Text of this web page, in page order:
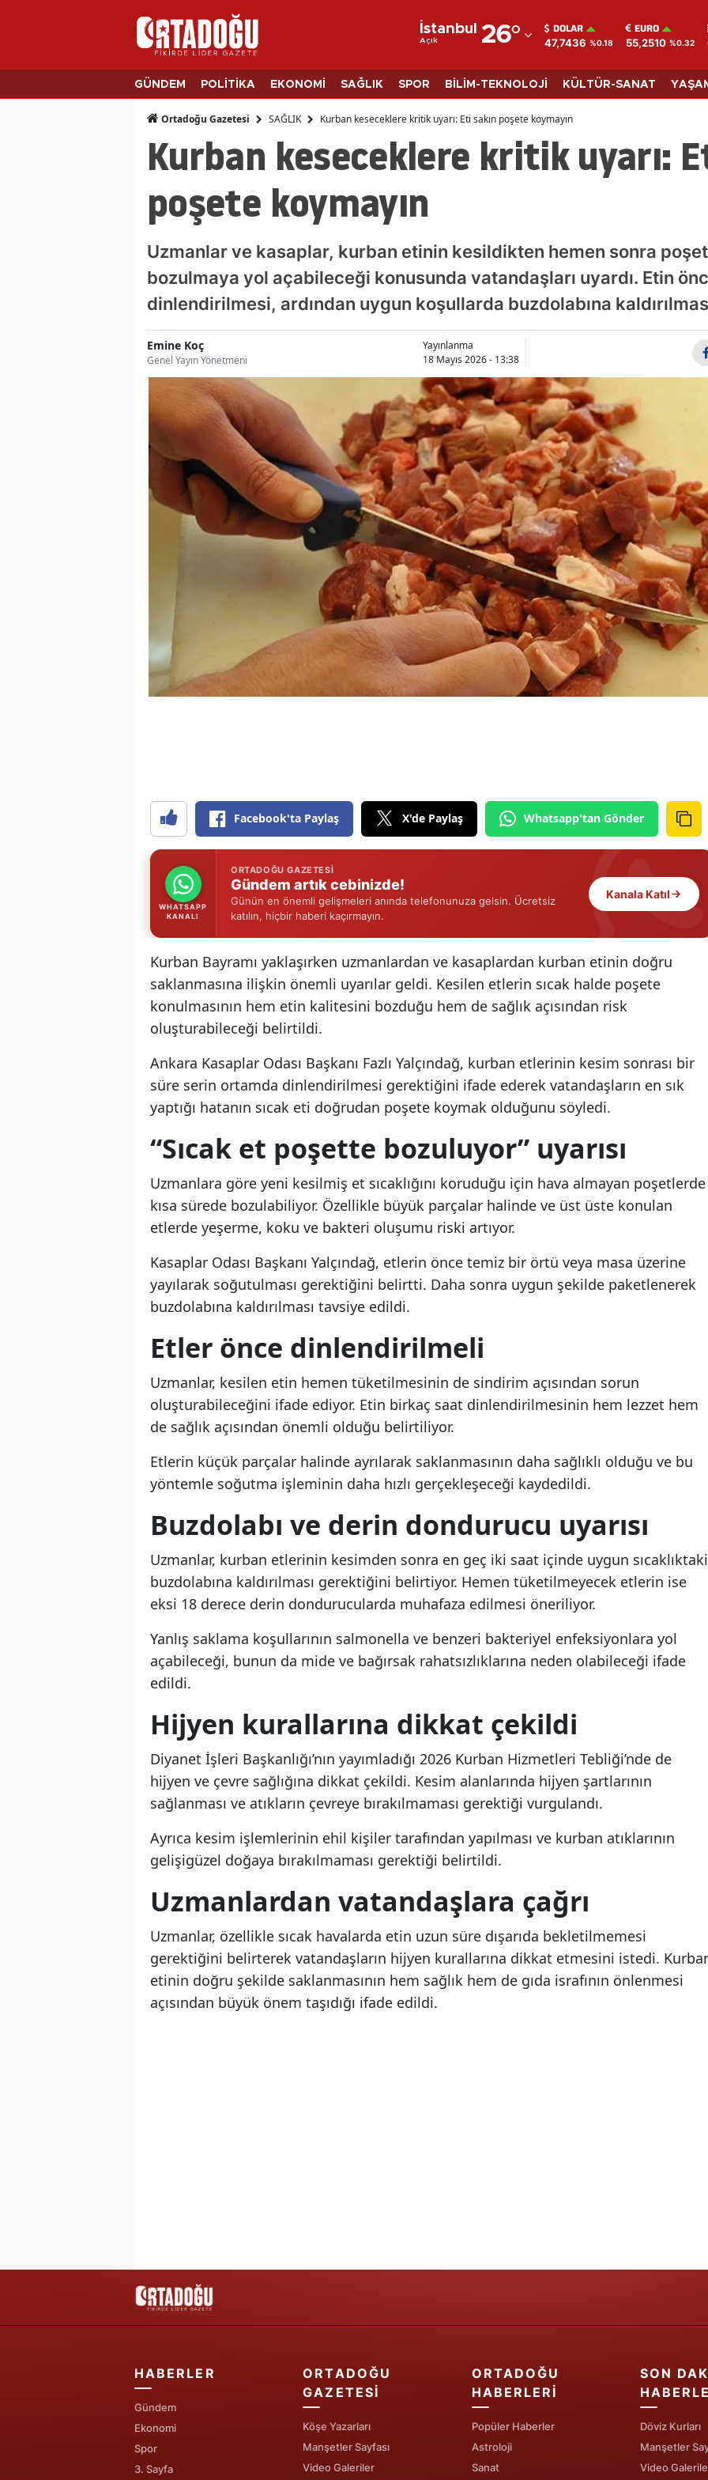
İstanbul
Açık 26°
Adana
Adıyaman
Afyonkarahisar
Antalya
Artvin
Aydın
Balıkesir
Bingöl
Bitlis
Bolu
Burdur
Bursa
Çanakkale
Çankırı
Çorum
Denizli
Diyarbakır
Erzurum
Gümüşhane
Hakkari
Mersin
İstanbul
İzmir
Kars
Kastamonu
Kırklareli
Kocaeli
Konya
Kütahya
Mardin
Muğla
Muş
Nevşehir
Niğde
Rize
Sakarya
Samsun
Siirt
Sinop
Sivas
Tekirdağ
Tokat
Trabzon
Ardahan
DOLAR
47,7436 %0.18
EURO
55,2510 %0.32
GÜNDEM POLİTİKA EKONOMİ SAĞLIK SPOR BİLİM-TEKNOLOJİ KÜLTÜR-SANAT
Ortadoğu Gazetesi SAĞLIK Kurban keseceklere kritik uyarı: Eti sakın poşete koymayın
Kurban keseceklere kritik uyarı:
poşete koymayın
Uzmanlar ve kasaplar, kurban etinin kesildikten hemen sonra
bozulmaya yol açabileceği konusunda vatandaşları uyardı. Etin
dinlendirilmesi, ardından uygun koşullarda buzdolabına
Emine Koç
Genel Yayın Yönetmeni
Yayınlanma
18 Mayıs 2026 - 13:38
Facebook'ta Paylaş X'de Paylaş Whatsapp'tan Gönder
WHATSAPP
KANALI
ORTADOĞU GAZETESI
Gündem artık cebinizde!
Günün en önemli gelişmeleri anında telefonunuza gelsin. Ücretsiz
katılın, hiçbir haberi kaçırmayın.
Kanala Katıl
Kurban Bayramı yaklaşırken uzmanlardan ve kasaplardan kurban etinin doğru
saklanmasına ilişkin önemli uyarılar geldi. Kesilen etlerin sıcak halde poşete
konulmasının hem etin kalitesini bozduğu hem de sağlık açısından risk
oluşturabileceği belirtildi.
Ankara Kasaplar Odası Başkanı Fazlı Yalçındağ, kurban etlerinin kesim sonrası bir
süre serin ortamda dinlendirilmesi gerektiğini ifade ederek vatandaşların en sık
yaptığı hatanın sıcak eti doğrudan poşete koymak olduğunu söyledi.
“Sıcak et poşette bozuluyor” uyarısı
Uzmanlara göre yeni kesilmiş et sıcaklığını koruduğu için hava almayan poşetlerde
kısa sürede bozulabiliyor. Özellikle büyük parçalar halinde ve üst üste konulan
etlerde yeşerme, koku ve bakteri oluşumu riski artıyor.
Kasaplar Odası Başkanı Yalçındağ, etlerin önce temiz bir örtü veya masa üzerine
yayılarak soğutulması gerektiğini belirtti. Daha sonra uygun şekilde paketlenerek
buzdolabına kaldırılması tavsiye edildi.
Etler önce dinlendirilmeli
Uzmanlar, kesilen etin hemen tüketilmesinin de sindirim açısından sorun
oluşturabileceğini ifade ediyor. Etin birkaç saat dinlendirilmesinin hem lezzet hem
de sağlık açısından önemli olduğu belirtiliyor.
Etlerin küçük parçalar halinde ayrılarak saklanmasının daha sağlıklı olduğu ve bu
yöntemle soğutma işleminin daha hızlı gerçekleşeceği kaydedildi.
Buzdolabı ve derin dondurucu uyarısı
Uzmanlar, kurban etlerinin kesimden sonra en geç iki saat içinde uygun sıcaklıktaki
buzdolabına kaldırılması gerektiğini belirtiyor. Hemen tüketilmeyecek etlerin ise
eksi 18 derece derin dondurucularda muhafaza edilmesi öneriliyor.
Yanlış saklama koşullarının salmonella ve benzeri bakteriyel enfeksiyonlara yol
açabileceği, bunun da mide ve bağırsak rahatsızlıklarına neden olabileceği ifade
edildi.
Hijyen kurallarına dikkat çekildi
Diyanet İşleri Başkanlığı’nın yayımladığı 2026 Kurban Hizmetleri Tebliği’nde de
hijyen ve çevre sağlığına dikkat çekildi. Kesim alanlarında hijyen şartlarının
sağlanması ve atıkların çevreye bırakılmaması gerektiği vurgulandı.
Ayrıca kesim işlemlerinin ehil kişiler tarafından yapılması ve kurban atıklarının
gelişigüzel doğaya bırakılmaması gerektiği belirtildi.
Uzmanlardan vatandaşlara çağrı
Uzmanlar, özellikle sıcak havalarda etin uzun süre dışarıda bekletilmemesi
gerektiğini belirterek vatandaşların hijyen kurallarına dikkat etmesini istedi.
etinin doğru şekilde saklanmasının hem sağlık hem de gıda israfının önlenmesi
açısından büyük önem taşıdığı ifade edildi.
Efe Mandıracı
kimdir, kaç yaşında
ve nereli?
Galatasaray'a y...
Yeni Parti
anketinde
yüzde kaç,
sırad...
Beylikdüzü'nde şüpheli
ölüm: Kadın evinde ölü
bulundu
bulundu
HABERLER
Gündem
Ekonomi
Spor
3. Sayfa
ORTADOĞU
GAZETESI
Köşe Yazarları
Manşetler Sayfası
Video Galeriler
ORTADOĞU
HABERLERI
Popüler Haberler
Astroloji
Sanat
SON
Döviz Kurları
Manşetler
Video